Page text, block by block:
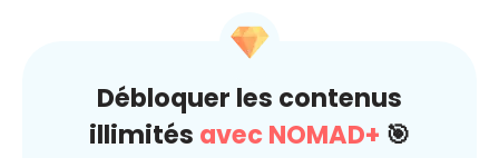
Débloquer les contenus
illimités avec NOMAD+ 🎯